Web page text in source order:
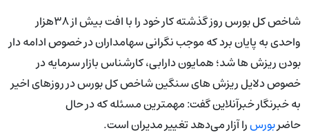
شاخص کل بورس روز گذشته کار خود را با افت بیش از ۳۸هزار
واحدی به پایان برد که موجب نگرانی سهامداران در خصوص ادامه دار
بودن ریزش ها شد؛ همایون دارابی، کارشناس بازار سرمایه در
خصوص دلایل ریزش های سنگین شاخص کل بورس در روزهای اخیر
به خبرنگار خبرآنلاین گفت: مهمترین مسئله که در حال
حاضربورسرا آزار می‌دهد تغییر مدیران است.